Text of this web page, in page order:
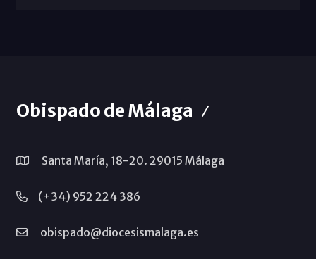
Obispado de Málaga
Santa María, 18-20. 29015 Málaga
(+34) 952 224 386
obispado@diocesismalaga.es